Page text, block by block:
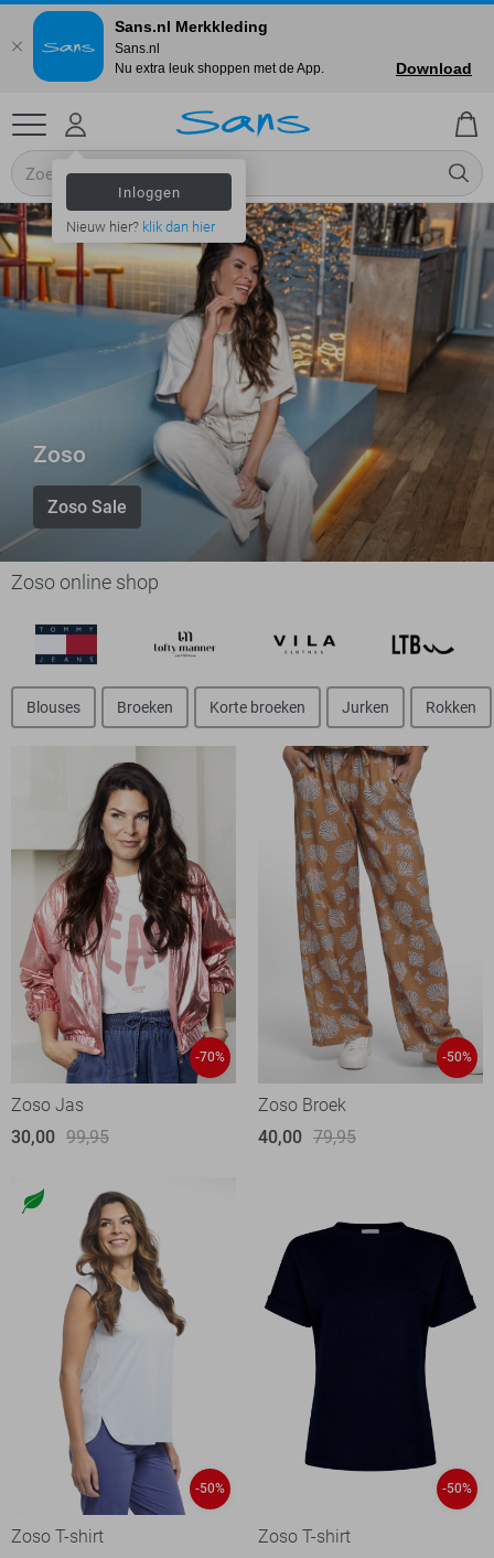
Inloggen
Nieuw hier? klik dan hier
Zoso
Zoso Sale
Zoso online shop
Blouses Broeken Korte broeken Jurken Rokken
-70%
Zoso Jas
30,00 99,95
-50%
Zoso Broek
40,00 79,95
-50%
Zoso T-shirt
-50%
Zoso T-shirt
Sans.nl Merkkleding
Sans.nl
Nu extra leuk shoppen met de App.
Download